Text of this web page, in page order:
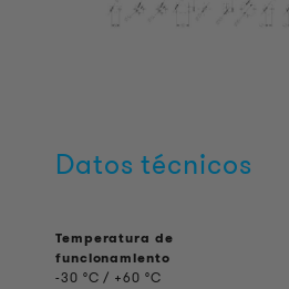
Datos técnicos
Temperatura de
funcionamiento
-30 °C / +60 °C